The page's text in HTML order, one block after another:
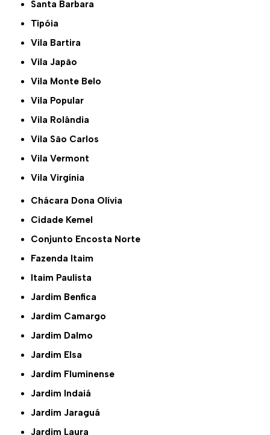
Santa Barbara
Tipóia
Vila Bartira
Vila Japão
Vila Monte Belo
Vila Popular
Vila Rolândia
Vila São Carlos
Vila Vermont
Vila Virgínia
Chácara Dona Olívia
Cidade Kemel
Conjunto Encosta Norte
Fazenda Itaim
Itaim Paulista
Jardim Benfica
Jardim Camargo
Jardim Dalmo
Jardim Elsa
Jardim Fluminense
Jardim Indaiá
Jardim Jaraguá
Jardim Laura